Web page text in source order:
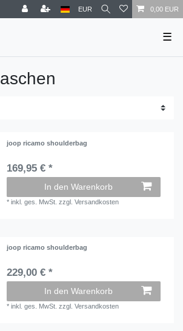
EUR 0,00 EUR
☰
joop ricamo shoulderbag
169,95 € *
In den Warenkorb
*inkl. ges. MwSt. zzgl.Versandkosten
joop ricamo shoulderbag
229,00 € *
In den Warenkorb
*inkl. ges. MwSt. zzgl.Versandkosten